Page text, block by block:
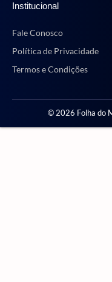
Institucional
Fale Conosco
Política de Privacidade
Termos e Condições
© 2026 Folha do